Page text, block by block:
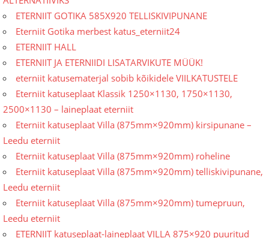
ETERNIIT GOTIKA 585X920 TELLISKIVIPUNANE
Eterniit Gotika merbest katus_eterniit24
ETERNIIT HALL
ETERNIIT JA ETERNIIDI LISATARVIKUTE MÜÜK!
eterniit katusematerjal sobib kõikidele VIILKATUSTELE
Eterniit katuseplaat Klassik 1250×1130, 1750×1130,
2500×1130 – laineplaat eterniit
Eterniit katuseplaat Villa (875mm×920mm) kirsipunane –
Leedu eterniit
Eterniit katuseplaat Villa (875mm×920mm) roheline
Eterniit katuseplaat Villa (875mm×920mm) telliskivipunane,
Leedu eterniit
Eterniit katuseplaat Villa (875mm×920mm) tumepruun,
Leedu eterniit
ETERNIIT katuseplaat-laineplaat VILLA 875×920 puuritud